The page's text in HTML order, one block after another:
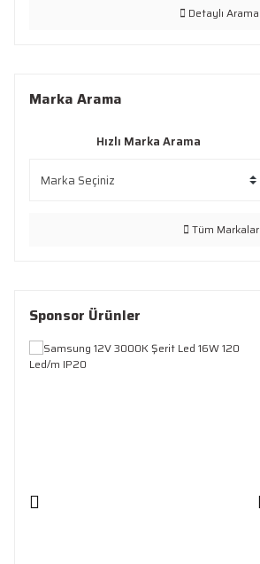
Detaylı Arama
Marka Arama
Hızlı Marka Arama
Tüm Markalar
Sponsor Ürünler